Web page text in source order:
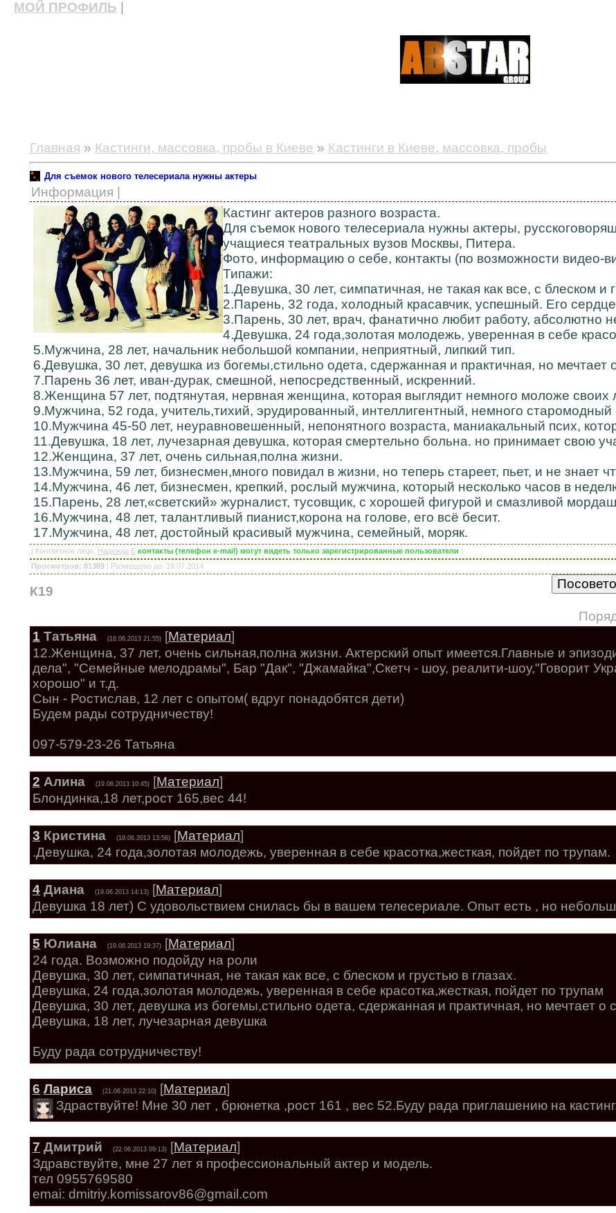
МОЙ ПРОФИЛЬ
Главная » Кастинги, массовка, пробы в Киеве » Кастинги в Киеве, массовка, пробы
Для съемок нового телесериала нужны актеры
Информация |
Кастинг актеров разного возраста.
Для съемок нового телесериала нужны актеры,
учащиеся театральных вузов Москвы, Питера.
Фото, информацию о себе, контакты (по возможности видео-
Типажи:
1.Девушка, 30 лет, симпатичная, не такая как все, с блеском и
2.Парень, 32 года, холодный красавчик, успешный. Его
3.Парень, 30 лет, врач, фанатично любит работу, абсолютно
4.Девушка, 24 года,золотая молодежь, уверенная в себе
5.Мужчина, 28 лет, начальник небольшой компании, неприятный, липкий тип.
6.Девушка, 30 лет, девушка из богемы,стильно одета, сдержанная и практичная, но мечтает
7.Парень 36 лет, иван-дурак, смешной, непосредственный, искренний.
8.Женщина 57 лет, подтянутая, нервная женщина, которая выглядит немного моложе своих
9.Мужчина, 52 года, учитель,тихий, эрудированный, интеллигентный, немного старомодный
10.Мужчина 45-50 лет, неуравновешенный, непонятного возраста, маниакальный псих,
11.Девушка, 18 лет, лучезарная девушка, которая смертельно больна. но принимает свою
12.Женщина, 37 лет, очень сильная,полна жизни.
13.Мужчина, 59 лет, бизнесмен,много повидал в жизни, но теперь стареет, пьет, и не знает
14.Мужчина, 46 лет, бизнесмен, крепкий, рослый мужчина, который несколько часов в
15.Парень, 28 лет,«светский» журналист, тусовщик, с хорошей фигурой и смазливой
16.Мужчина, 48 лет, талантливый пианист,корона на голове, его всё бесит.
17.Мужчина, 48 лет, достойный красивый мужчина, семейный, моряк.
| Контактное лицо: Надежда E контакты (телефон e-mail) могут видеть только зарегистрированные пользователи |
Просмотров: 81389 | Размещено до: 18.07.2014
К19
1 Татьяна (18.06.2013 21:55) [Материал]
12.Женщина, 37 лет, очень сильная,полна жизни. Актерский опыт имеется.Главные и
дела", "Семейные мелодрамы", Бар "Дак", "Джамайка",Скетч - шоу, реалити-шоу,"Говорит
хорошо" и т.д.
Сын - Ростислав, 12 лет с опытом( вдруг понадобятся дети)
Будем рады сотрудничеству!
097-579-23-26 Татьяна
2 Алина (19.06.2013 10:45) [Материал]
Блондинка,18 лет,рост 165,вес 44!
3 Кристина (19.06.2013 13:56) [Материал]
.Девушка, 24 года,золотая молодежь, уверенная в себе красотка,жесткая, пойдет по трупам.
4 Диана (19.06.2013 14:13) [Материал]
Девушка 18 лет) С удовольствием снилась бы в вашем телесериале. Опыт есть , но
5 Юлиана (19.06.2013 19:37) [Материал]
24 года. Возможно подойду на роли
Девушка, 30 лет, симпатичная, не такая как все, с блеском и грустью в глазах.
Девушка, 24 года,золотая молодежь, уверенная в себе красотка,жесткая, пойдет по трупам
Девушка, 30 лет, девушка из богемы,стильно одета, сдержанная и практичная, но мечтает о
Девушка, 18 лет, лучезарная девушка
Буду рада сотрудничеству!
6 Лариса (21.06.2013 22:10) [Материал]
Здраствуйте! Мне 30 лет , брюнетка ,рост 161 , вес 52.Буду рада приглашению на
7 Дмитрий (22.06.2013 09:13) [Материал]
Здравствуйте, мне 27 лет я профессиональный актер и модель.
тел 0955769580
emai: dmitriy.komissarov86@gmail.com